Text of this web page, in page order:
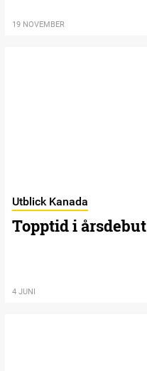
19 NOVEMBER
Utblick Kanada
Topptid i årsdebut
4 JUNI